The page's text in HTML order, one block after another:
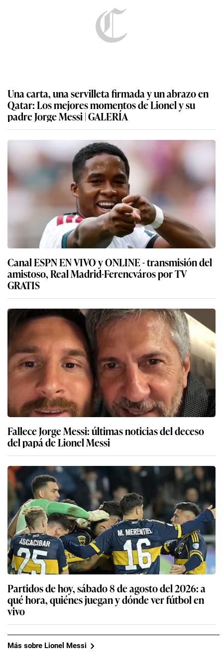
Una carta, una servilleta firmada y un abrazo en
Qatar: Los mejores momentos de Lionel y su
padre Jorge Messi | GALERÍA
Canal ESPN EN VIVO y ONLINE - transmisión del
amistoso, Real Madrid-Ferencváros por TV
GRATIS
Fallece Jorge Messi: últimas noticias del deceso
del papá de Lionel Messi
Partidos de hoy, sábado 8 de agosto del 2026: a
qué hora, quiénes juegan y dónde ver fútbol en
vivo
Más sobre Lionel Messi